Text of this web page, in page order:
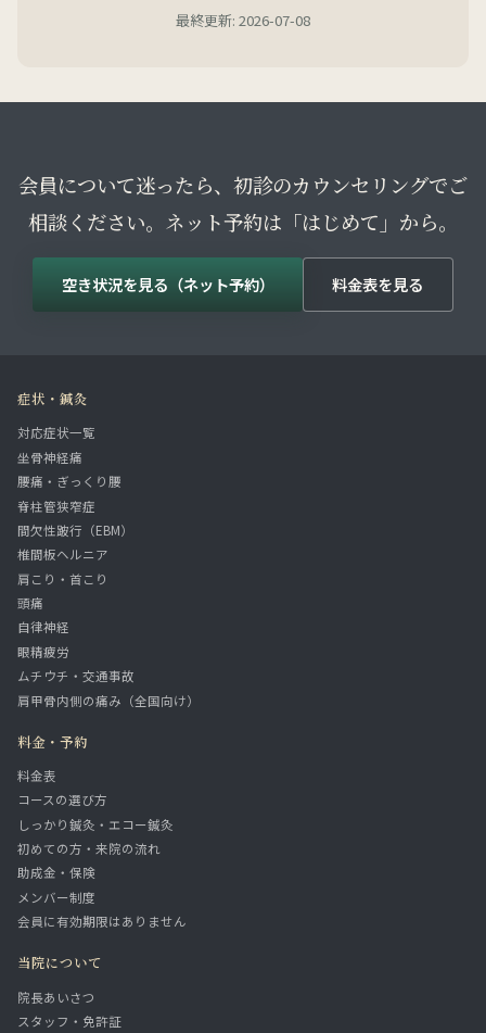
最終更新: 2026-07-08
会員について迷ったら、初診のカウンセリングでご
相談ください。ネット予約は「はじめて」から。
空き状況を見る（ネット予約） 料金表を見る
症状・鍼灸
対応症状一覧
坐骨神経痛
腰痛・ぎっくり腰
脊柱管狭窄症
間欠性跛行（EBM）
椎間板ヘルニア
肩こり・首こり
頭痛
自律神経
眼精疲労
ムチウチ・交通事故
肩甲骨内側の痛み（全国向け）
料金・予約
料金表
コースの選び方
しっかり鍼灸・エコー鍼灸
初めての方・来院の流れ
助成金・保険
メンバー制度
会員に有効期限はありません
当院について
院長あいさつ
スタッフ・免許証